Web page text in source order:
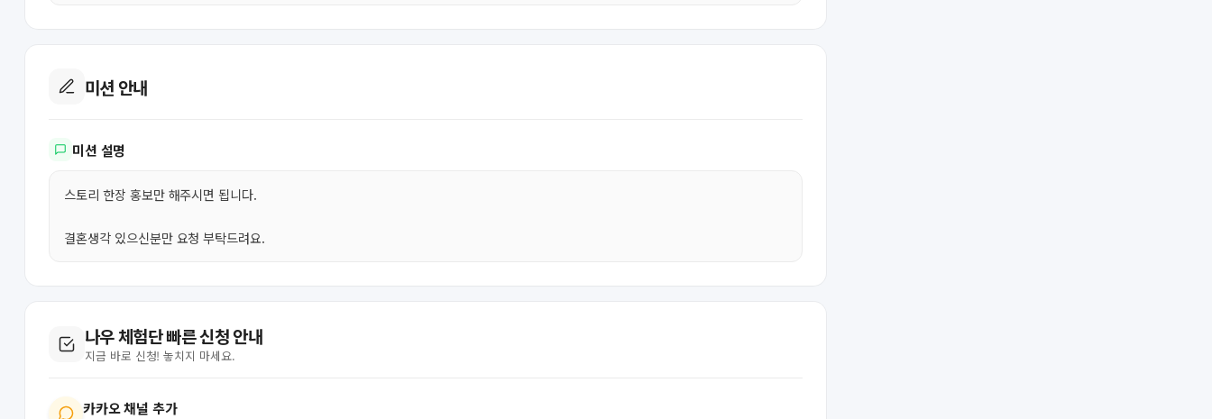
미션 안내
미션 설명
스토리 한장 홍보만 해주시면 됩니다.
결혼생각 있으신분만 요청 부탁드려요.
나우 체험단 빠른 신청 안내
지금 바로 신청! 놓치지 마세요.
카카오 채널 추가